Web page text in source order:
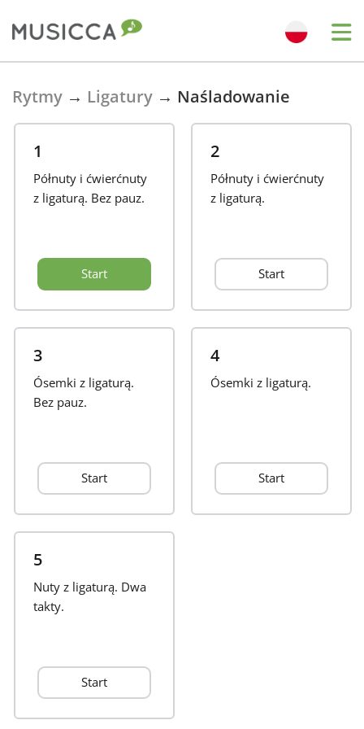
Dansk
English
日本語
Rytmy → Ligatury → Naśladowanie
1
Półnuty i ćwierćnuty
z ligaturą. Bez pauz.
Start
2
Półnuty i ćwierćnuty
z ligaturą.
Start
3
Ósemki z ligaturą.
Bez pauz.
Start
4
Ósemki z ligaturą.
Start
5
Nuty z ligaturą. Dwa
takty.
Start